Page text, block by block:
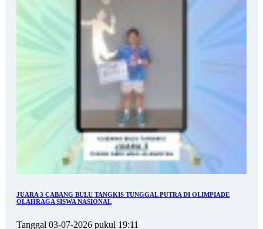
JUARA 3 CABANG BULU TANGKIS TUNGGAL PUTRA DI OLIMPIADE
OLAHRAGA SISWA NASIONAL
Tanggal 03-07-2026 pukul 19:11